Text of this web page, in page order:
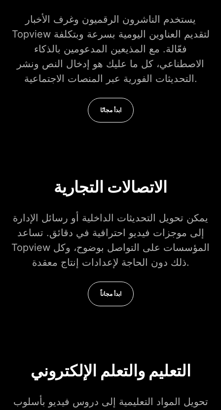
يستخدم الناشرون الرقميون وغرف الأخبار
Topview لتقديم العناوين اليومية بسرعة وبتكلفة
فعّالة. مع المذيعين المدعومين بالذكاء
الاصطناعي، كل ما عليك هو إدخال النص ونشر
التحديثات الفورية عبر المنصات الاجتماعية.
ابدأ مجانًا
الاتصالات التجارية
يمكن تحويل التحديثات الداخلية أو رسائل الإدارة
إلى موجزات فيديو احترافية في دقائق. تساعد
Topview المؤسسات على التواصل بوضوح، وكل
ذلك دون الحاجة لإعدادات إنتاج معقدة.
ابدأ مجاناً
التعليم والتعلم الإلكتروني
تحويل المواد التعليمية إلى دروس فيديو بأسلوب